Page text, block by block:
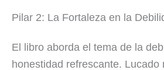
Pilar 2: La Fortaleza en la
El libro aborda el tema de la
honestidad refrescante. Lucado